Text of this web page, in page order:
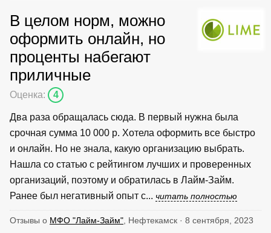
В целом норм, можно
оформить онлайн, но
проценты набегают
приличные
Оценка: 4
Два раза обращалась сюда. В первый нужна была
срочная сумма 10 000 р. Хотела оформить все быстро
и онлайн. Но не знала, какую организацию выбрать.
Нашла со статью с рейтингом лучших и проверенных
организаций, поэтому и обратилась в Лайм-Займ.
Ранее был негативный опыт с... читать полностью
Отзывы о МФО "Лайм-Займ" , Нефтекамск · 8 сентября, 2023